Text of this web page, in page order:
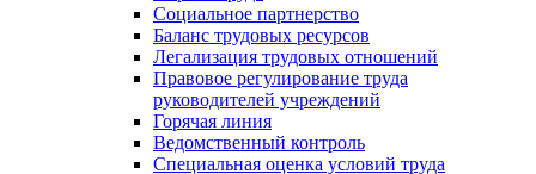
Социальное партнерство
Баланс трудовых ресурсов
Легализация трудовых отношений
Правовое регулирование труда
руководителей учреждений
Горячая линия
Ведомственный контроль
Специальная оценка условий труда